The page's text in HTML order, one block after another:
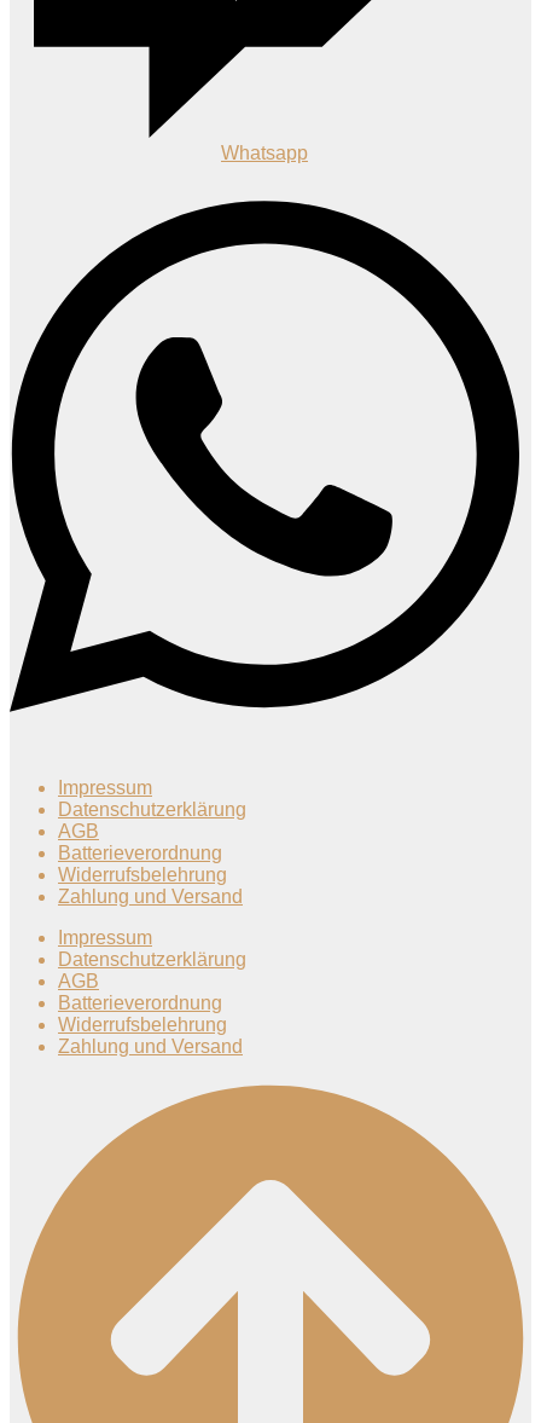
Whatsapp
Impressum
Datenschutzerklärung
AGB
Batterieverordnung
Widerrufsbelehrung
Zahlung und Versand
Impressum
Datenschutzerklärung
AGB
Batterieverordnung
Widerrufsbelehrung
Zahlung und Versand